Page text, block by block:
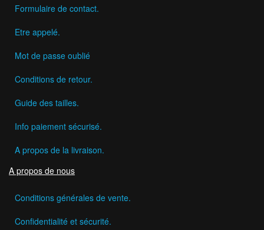
Formulaire de contact.
Etre appelé.
Mot de passe oublié
Conditions de retour.
Guide des tailles.
Info paiement sécurisé.
A propos de la livraison.
A propos de nous
Conditions générales de vente.
Confidentialité et sécurité.